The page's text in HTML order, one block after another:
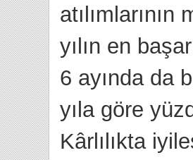
yılın en
6 ayında da
yıla göre
Kârlılıkta